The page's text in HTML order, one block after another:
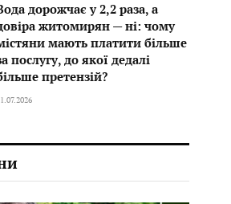
дорожчає у 2,2 раза, а
житомирян — ні: чому
мають платити більше
послугу, до якої дедалі
претензій?